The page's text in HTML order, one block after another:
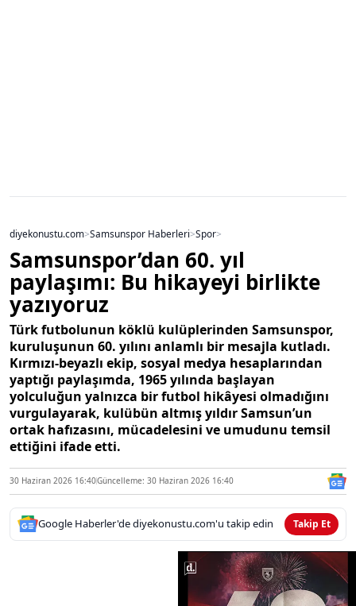
diyekonustu.com>Samsunspor Haberleri>Spor>
Samsunspor’dan 60. yıl
paylaşımı: Bu hikayeyi birlikte
yazıyoruz
Türk futbolunun köklü kulüplerinden Samsunspor,
kuruluşunun 60. yılını anlamlı bir mesajla kutladı.
Kırmızı-beyazlı ekip, sosyal medya hesaplarından
yaptığı paylaşımda, 1965 yılında başlayan
yolculuğun yalnızca bir futbol hikâyesi olmadığını
vurgulayarak, kulübün altmış yıldır Samsun’un
ortak hafızasını, mücadelesini ve umudunu temsil
ettiğini ifade etti.
30 Haziran 2026 16:40Güncelleme: 30 Haziran 2026 16:40
Google Haberler'de diyekonustu.com'u takip edin Takip Et